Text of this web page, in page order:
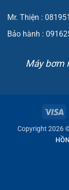
Mr. Thiện :
Bảo hành :
Máy bơm
Copyright 2026